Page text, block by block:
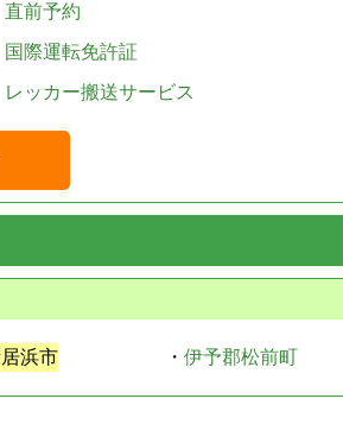
直前予約
国際運転免許証
レッカー搬送サービス
浜市 ・ 伊予郡松前町